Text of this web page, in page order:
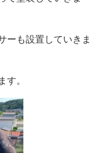
ーも設置していきま
す。